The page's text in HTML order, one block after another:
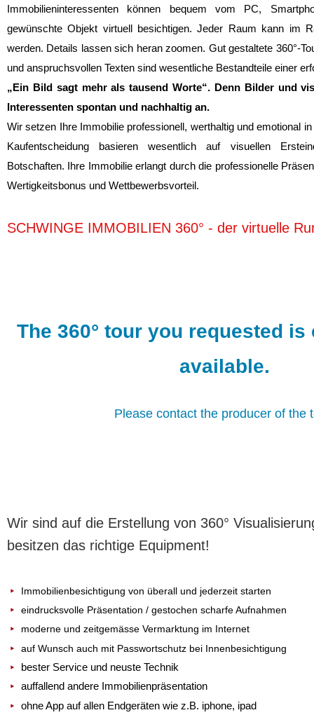
Immobilieninteressenten können bequem vom PC,
gewünschte Objekt virtuell besichtigen. Jeder Raum kann im
werden. Details lassen sich heran zoomen. Gut gestaltete 360°-
und anspruchsvollen Texten sind wesentliche Bestandteile einer
„Ein Bild sagt mehr als tausend Worte“. Denn Bilder und
Interessenten spontan und nachhaltig an.
Wir setzen Ihre Immobilie professionell, werthaltig und emotional
Kaufentscheidung basieren wesentlich auf visuellen
Botschaften. Ihre Immobilie erlangt durch die professionelle
Wertigkeitsbonus und Wettbewerbsvorteil.
SCHWINGE IMMOBILIEN 360° - der virtuelle
Wir sind auf die Erstellung von 360°
besitzen das richtige Equipment!
Immobilienbesichtigung von überall und jederzeit starten
eindrucksvolle Präsentation / gestochen scharfe Aufnahmen
moderne und zeitgemässe Vermarktung im Internet
auf Wunsch auch mit Passwortschutz bei Innenbesichtigung
bester Service und neuste Technik
auffallend andere Immobilienpräsentation
ohne App auf allen Endgeräten wie z.B. iphone, ipad